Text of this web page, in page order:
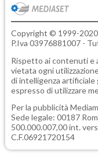
Copyright © 1999-2020
P.Iva 03976881007 -
Rispetto ai contenuti e
vietata ogni
di intelligenza
espresso di utilizzare
Per la pubblicità
Sede legale: 00187
500.000.007,00 int.
C.F.06921720154